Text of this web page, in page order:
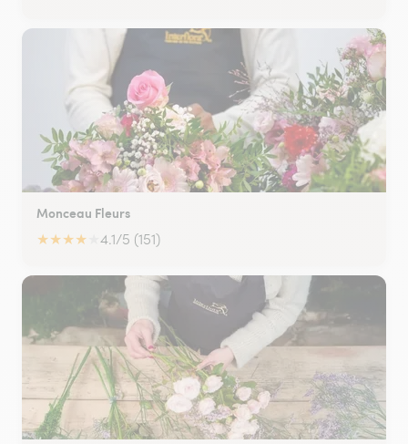
Monceau Fleurs
★★★★ 4.1/5 (151)